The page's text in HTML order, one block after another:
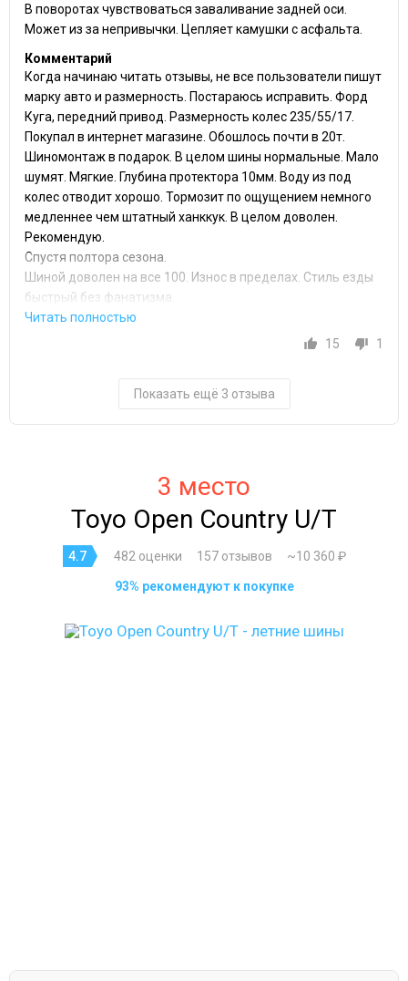
В поворотах чувствоваться заваливание задней оси.
Может из за непривычки. Цепляет камушки с асфальта.
Комментарий
Когда начинаю читать отзывы, не все пользователи пишут
марку авто и размерность. Постараюсь исправить. Форд
Куга, передний привод. Размерность колес 235/55/17.
Покупал в интернет магазине. Обошлось почти в 20т.
Шиномонтаж в подарок. В целом шины нормальные. Мало
шумят. Мягкие. Глубина протектора 10мм. Воду из под
колес отводит хорошо. Тормозит по ощущением немного
медленнее чем штатный ханккук. В целом доволен.
Рекомендую.
Спустя полтора сезона.
Шиной доволен на все 100. Износ в пределах. Стиль езды
быстрый без фанатизма.
15 1
Показать ещё 3 отзыва
3 место
Toyo Open Country U/T
4.7 482 оценки 157 отзывов ~10 360 ₽
93% рекомендуют к покупке